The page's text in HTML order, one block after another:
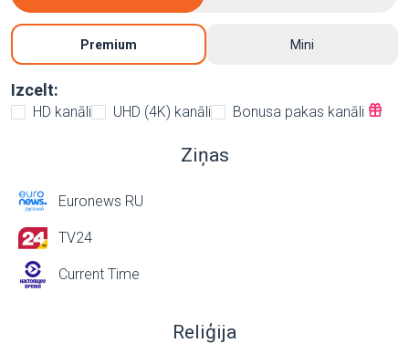
Premium Mini
Izcelt:
HD kanāli UHD (4K) kanāli Bonusa pakas kanāli
Ziņas
Euronews RU
TV24
Current Time
Reliģija